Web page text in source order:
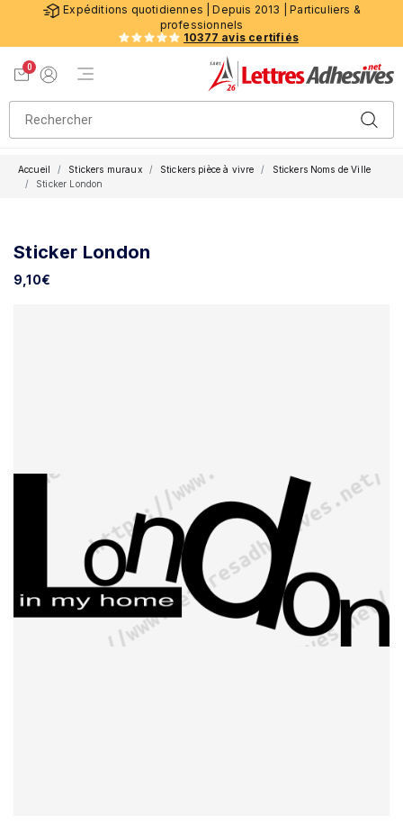
Expéditions quotidiennes | Depuis 2013 | Particuliers &
professionnels
10377 avis certifiés
0
Menu de navigation
Accueil Stickers muraux Stickers pièce à vivre
Stickers Noms de Ville
Sticker London
Sticker London
9,10€